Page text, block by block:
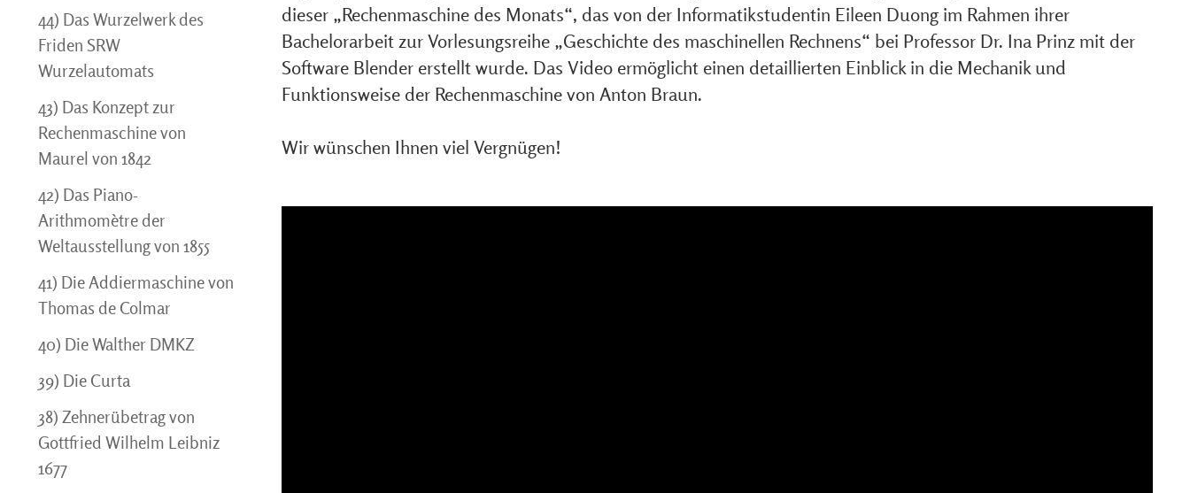
44) Das Wurzelwerk des
Friden SRW
Wurzelautomats
43) Das Konzept zur
Rechenmaschine von
Maurel von 1842
42) Das Piano-
Arithmomètre der
Weltausstellung von 1855
41) Die Addiermaschine von
Thomas de Colmar
40) Die Walther DMKZ
39) Die Curta
38) Zehnerübetrag von
Gottfried Wilhelm Leibniz
1677
dieser „Rechenmaschine des Monats“, das von der Informatikstudentin Eileen Duong im Rahmen ihrer
Bachelorarbeit zur Vorlesungsreihe „Geschichte des maschinellen Rechnens“ bei Professor Dr. Ina Prinz mit der
Software Blender erstellt wurde. Das Video ermöglicht einen detaillierten Einblick in die Mechanik und
Funktionsweise der Rechenmaschine von Anton Braun.
Wir wünschen Ihnen viel Vergnügen!